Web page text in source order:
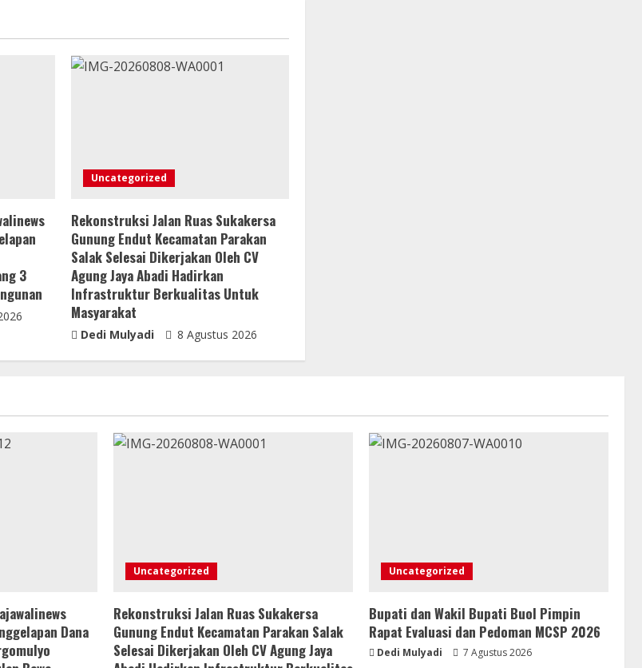
3
Uncategorized
Rekonstruksi Jalan Ruas Sukakersa
Gunung Endut Kecamatan Parakan
Salak Selesai Dikerjakan Oleh CV
Agung Jaya Abadi Hadirkan
Infrastruktur Berkualitas Untuk
Masyarakat
Dedi Mulyadi 8 Agustus 2026
Dana
Uncategorized
Rekonstruksi Jalan Ruas Sukakersa
Gunung Endut Kecamatan Parakan Salak
Selesai Dikerjakan Oleh CV Agung Jaya
Uncategorized
Bupati dan Wakil Bupati Buol Pimpin
Rapat Evaluasi dan Pedoman MCSP 2026
Dedi Mulyadi 7 Agustus 2026